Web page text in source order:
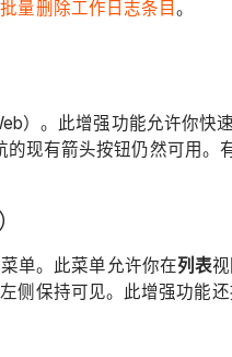
批量删除工作日志条目。
）。此增强功能允许你快
现有箭头按钮仍然可用。
单。此菜单允许你在列表
侧保持可见。此增强功能